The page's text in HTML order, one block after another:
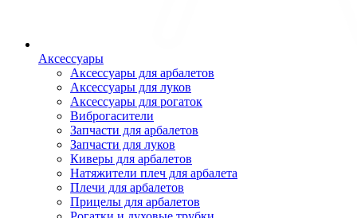
Аксессуары
Аксессуары для арбалетов
Аксессуары для луков
Аксессуары для рогаток
Виброгасители
Запчасти для арбалетов
Запчасти для луков
Киверы для арбалетов
Натяжители плеч для арбалета
Плечи для арбалетов
Прицелы для арбалетов